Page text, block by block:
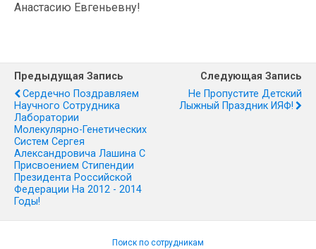
Анастасию Евгеньевну!
Предыдущая Запись
Сердечно Поздравляем
Научного Сотрудника
Лаборатории
Молекулярно-Генетических
Систем Сергея
Александровича Лашина С
Присвоением Стипендии
Президента Российской
Федерации На 2012 - 2014
Годы!
Следующая Запись
Не Пропустите Детский
Лыжный Праздник ИЯФ!
Поиск по сотрудникам